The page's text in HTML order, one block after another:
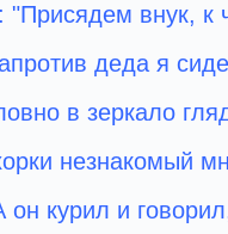
"Присядем внук, к
деда я
в зеркало
незнакомый
он курил и